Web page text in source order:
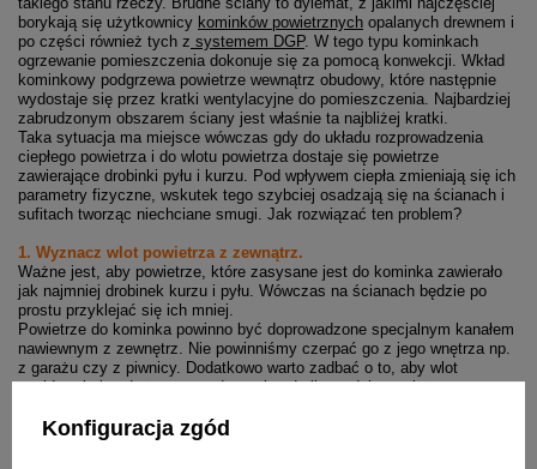
borykają się użytkownicy kominków powietrznych opalanych drewnem i
po części również tych z systemem DGP. W tego typu kominkach
ogrzewanie pomieszczenia dokonuje się za pomocą konwekcji. Wkład
kominkowy podgrzewa powietrze wewnątrz obudowy, które następnie
wydostaje się przez kratki wentylacyjne do pomieszczenia. Najbardziej
zabrudzonym obszarem ściany jest właśnie ta najbliżej kratki.
Taka sytuacja ma miejsce wówczas gdy do układu rozprowadzenia
ciepłego powietrza i do wlotu powietrza dostaje się powietrze
zawierające drobinki pyłu i kurzu. Pod wpływem ciepła zmieniają się ich
parametry fizyczne, wskutek tego szybciej osadzają się na ścianach i
sufitach tworząc niechciane smugi. Jak rozwiązać ten problem?
1. Wyznacz wlot powietrza z zewnątrz.
Ważne jest, aby powietrze, które zasysane jest do kominka zawierało
jak najmniej drobinek kurzu i pyłu. Wówczas na ścianach będzie po
prostu przyklejać się ich mniej.
Powietrze do kominka powinno być doprowadzone specjalnym kanałem
nawiewnym z zewnętrz. Nie powinniśmy czerpać go z jego wnętrza np.
z garażu czy z piwnicy. Dodatkowo warto zadbać o to, aby wlot
znajdował się od strony ogrodu, a nie od ulicy, gdzie powietrze
2. Odkurzaj regularnie salon.
Kolejną kwestią jest zadbanie o czyste powietrze również w miejscu, w
Konfiguracja zgód